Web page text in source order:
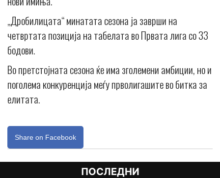
„Дробилицата“ минатата сезона ја заврши на
четвртата позиција на табелата во Првата лига со 33
бодови.
Во претстојната сезона ќе има зголемени амбиции, но и
поголема конкуренција меѓу прволигашите во битка за
елитата.
Share on Facebook
ПОСЛЕДНИ